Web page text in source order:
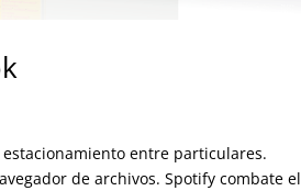
entre particulares.
de archivos. Spotify combate el